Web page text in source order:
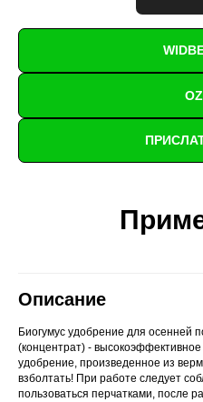
Описание
Биогумус удобрение для осенней
(концентрат) -
удобрение, произведенное из
взболтать! При работе следует
пользоваться перчатками, после